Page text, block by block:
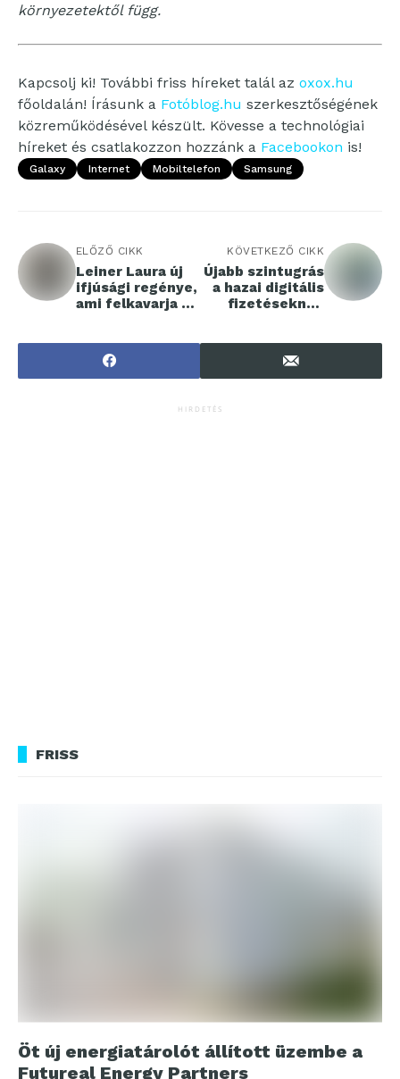
környezetektől függ.
Kapcsolj ki! További friss híreket talál az oxox.hu
főoldalán! Írásunk a Fotóblog.hu szerkesztőségének
közreműködésével készült. Kövesse a technológiai
híreket és csatlakozzon hozzánk a Facebookon is!
Galaxy Internet Mobiltelefon Samsung
ELŐZŐ CIKK
Leiner Laura új
ifjúsági regénye,
ami felkavarja az
KÖVETKEZŐ CIKK
Újabb szintugrás
a hazai digitális
fizetéseknél:
HIRDETÉS
FRISS
Öt új energiatárolót állított üzembe a
Futureal Energy Partners